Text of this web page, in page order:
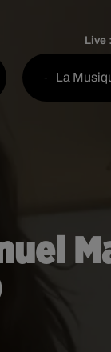
Live :
- La